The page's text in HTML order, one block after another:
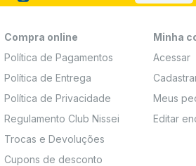
Compra online
Política de Pagamentos
Política de Entrega
Política de Privacidade
Regulamento Club Nissei
Trocas e Devoluções
Cupons de desconto
Minha
Acessar
Meus
Editar